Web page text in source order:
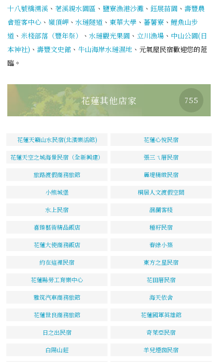
十八號橋溯溪 、 荖溪親水園區 、 鹽寮漁港沙灘 、 鈺展苗園 、 壽豐農
會遊客中心 、 嶺頂岬 、 水璉隧道 、 東華大學 、 蕃薯寮 、 鯉魚山步
道 、 米棧部落（豐年祭） 、 水璉觀光果園 、 立川漁場 、 中山公園(日
本神社) 、 壽豐文史館 、 牛山海岸水璉濕地 、元氣屋民宿歡迎您的蒞
臨。
花蓮其他店家 755
花蓮天籟山水民宿(北濱樂活館) 花蓮心悅民宿
花蓮天空之城海景民宿（全新興建） 張三ㄟ厝民宿
旅路渡假商務旅館 麗堤精緻民宿
小熊城堡 桐居人文渡假空間
水上民宿 洄瀾客棧
喜臻藝術精品飯店 種籽民宿
花蓮大使商務飯店 春綠小築
約在這裡民宿 東方之星民宿
花蓮縣勞工育樂中心 花田厝民宿
雅筑汽車商務旅館 海天依舍
花蓮世良商務旅館 花蓮國軍英雄館
日之出民宿 奇萊亞民宿
白陽山莊 羊兒煙囪民宿